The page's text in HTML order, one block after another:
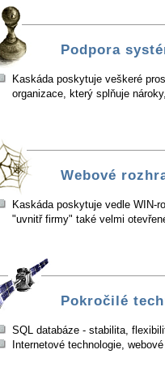
Podpora
Kaskáda poskytuje veškeré
organizace, který splňuje
Webové
Kaskáda poskytuje vedle WIN-
"uvnitř firmy" také velmi
Pokročilé
SQL databáze - stabilita,
Internetové technologie,